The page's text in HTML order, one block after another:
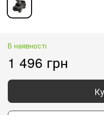
В наявності
1 496 грн